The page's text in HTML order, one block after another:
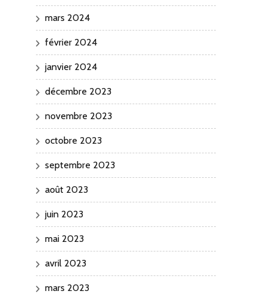
mars 2024
février 2024
janvier 2024
décembre 2023
novembre 2023
octobre 2023
septembre 2023
août 2023
juin 2023
mai 2023
avril 2023
mars 2023